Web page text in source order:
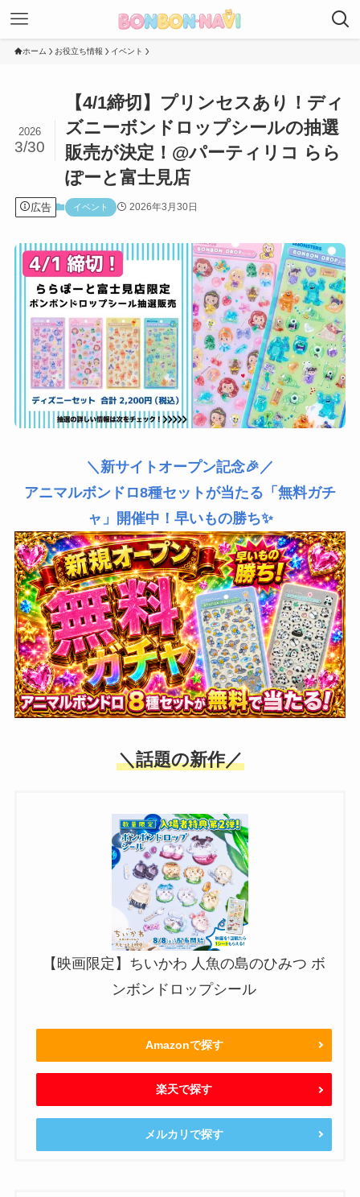
ホーム お役立ち情報 イベント
【4/1締切】プリンセスあり！ディ
ズニーボンドロップシールの抽選
販売が決定！@パーティリコ らら
ぽーと富士見店
2026
3/30
広告 イベント 2026年3月30日
＼新サイトオープン記念🎉／
アニマルボンドロ8種セットが当たる「無料ガチ
ャ」開催中！早いもの勝ち✨
＼話題の新作／
【映画限定】ちいかわ 人魚の島のひみつ ボ
ンボンドロップシール
Amazonで探す
楽天で探す
メルカリで探す